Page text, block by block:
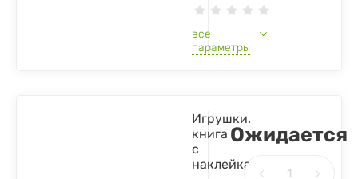
все
параметры
Игрушки.
книга
с
наклейками
Ожидается